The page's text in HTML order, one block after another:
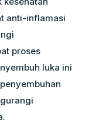
anti-inflamasi
proses
luka ini